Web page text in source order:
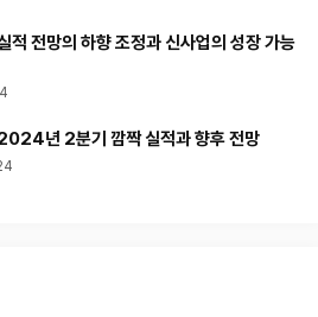
적 전망의 하향 조정과 신사업의 성장 가능
년 2분기 깜짝 실적과 향후 전망